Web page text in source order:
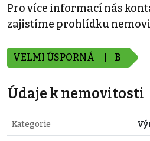
Pro více informací nás
zajistíme prohlídku
VELMI ÚSPORNÁ B
Údaje k nemovitosti
Kategorie